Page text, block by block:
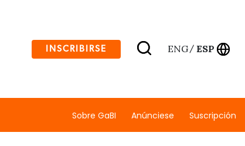
INSCRIBIRSE ENG/ ESP
Sobre GaBI Anúnciese Suscripción